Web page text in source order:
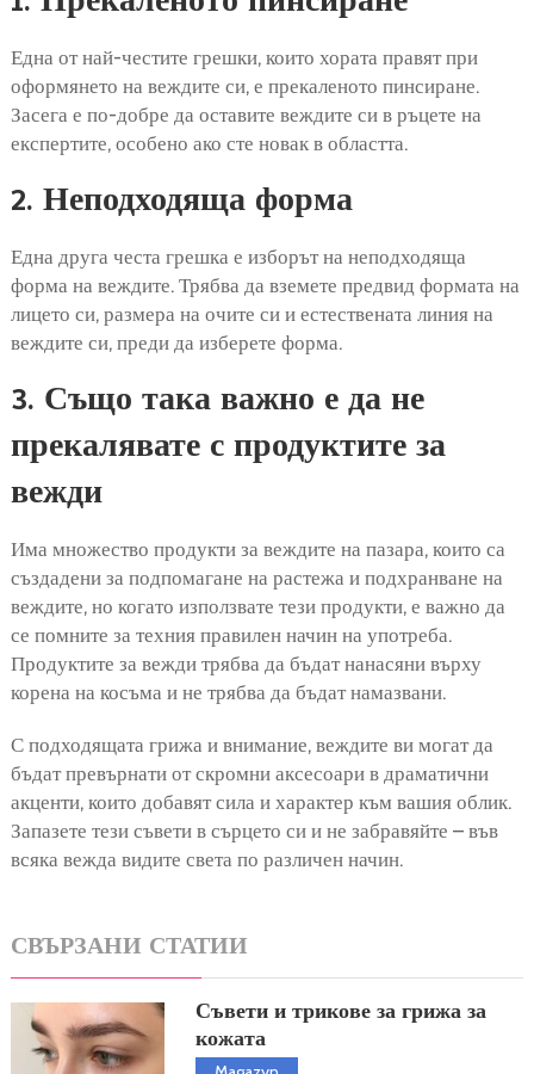
Една от най-честите грешки, които хората правят при
оформянето на веждите си, е прекаленото пинсиране.
Засега е по-добре да оставите веждите си в ръцете на
експертите, особено ако сте новак в областта.
2. Неподходяща форма
Една друга честа грешка е изборът на неподходяща
форма на веждите. Трябва да вземете предвид формата на
лицето си, размера на очите си и естествената линия на
веждите си, преди да изберете форма.
3. Също така важно е да не
прекалявате с продуктите за
вежди
Има множество продукти за веждите на пазара, които са
създадени за подпомагане на растежа и подхранване на
веждите, но когато използвате тези продукти, е важно да
се помните за техния правилен начин на употреба.
Продуктите за вежди трябва да бъдат нанасяни върху
корена на косъма и не трябва да бъдат намазвани.
С подходящата грижа и внимание, веждите ви могат да
бъдат превърнати от скромни аксесоари в драматични
акценти, които добавят сила и характер към вашия облик.
Запазете тези съвети в сърцето си и не забравяйте – във
всяка вежда видите света по различен начин.
СВЪРЗАНИ СТАТИИ
Съвети и трикове за грижа за
кожата